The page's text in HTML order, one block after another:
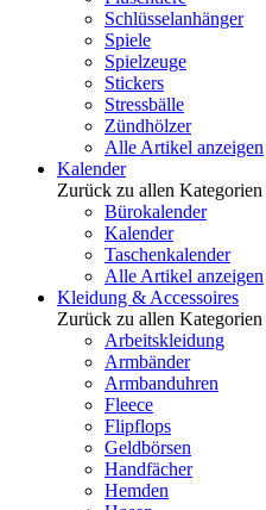
Schlüsselanhänger
Spiele
Spielzeuge
Stickers
Stressbälle
Zündhölzer
Alle Artikel anzeigen
Kalender
Zurück zu allen Kategorien
Bürokalender
Kalender
Taschenkalender
Alle Artikel anzeigen
Kleidung & Accessoires
Zurück zu allen Kategorien
Arbeitskleidung
Armbänder
Armbanduhren
Fleece
Flipflops
Geldbörsen
Handfächer
Hemden